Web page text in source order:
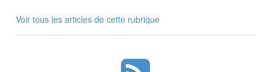
Voir tous les articles de cette rubrique